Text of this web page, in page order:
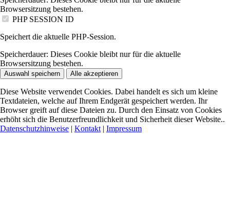
Browsersitzung bestehen.
PHP SESSION ID
Speichert die aktuelle PHP-Session.
Speicherdauer: Dieses Cookie bleibt nur für die aktuelle
Browsersitzung bestehen.
Auswahl speichern Alle akzeptieren
Diese Website verwendet Cookies. Dabei handelt es sich um kleine
Textdateien, welche auf Ihrem Endgerät gespeichert werden. Ihr
Browser greift auf diese Dateien zu. Durch den Einsatz von Cookies
erhöht sich die Benutzerfreundlichkeit und Sicherheit dieser Website..
Datenschutzhinweise | Kontakt | Impressum